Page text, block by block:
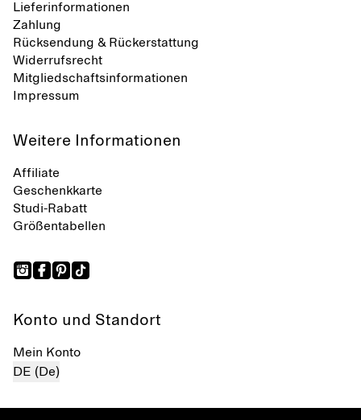
Lieferinformationen
Zahlung
Rücksendung & Rückerstattung
Widerrufsrecht
Mitgliedschaftsinformationen
Impressum
Weitere Informationen
Affiliate
Geschenkkarte
Studi-Rabatt
Größentabellen
Konto und Standort
Mein Konto
DE (De)